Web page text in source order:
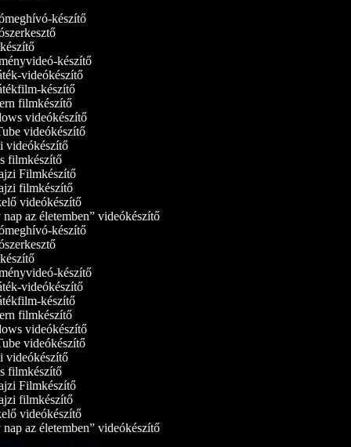
készítő
készítő
videókészítő
készítő
filmkészítő
videókészítő
videókészítő
filmkészítő
Filmkészítő
filmkészítő
videókészítő
az életemben” videókészítő
készítő
készítő
videókészítő
készítő
filmkészítő
videókészítő
videókészítő
filmkészítő
Filmkészítő
filmkészítő
videókészítő
az életemben” videókészítő